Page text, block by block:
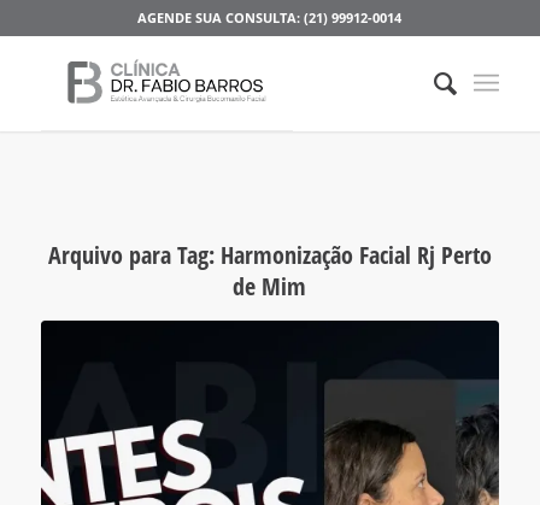
AGENDE SUA CONSULTA: (21) 99912-0014
Arquivo para Tag: Harmonização Facial Rj Perto
de Mim